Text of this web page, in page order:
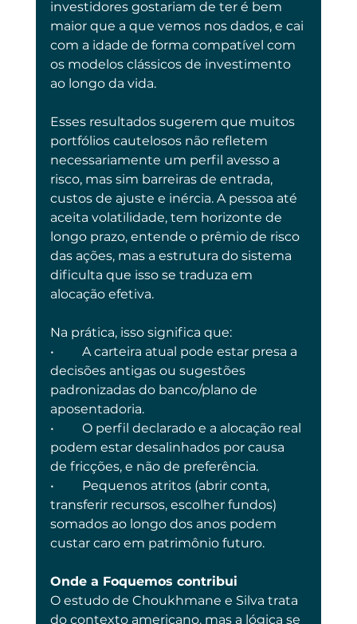
investidores gostariam de ter é bem
maior que a que vemos nos dados, e cai
com a idade de forma compatível com
os modelos clássicos de investimento
ao longo da vida.
Esses resultados sugerem que muitos
portfólios cautelosos não refletem
necessariamente um perfil avesso a
risco, mas sim barreiras de entrada,
custos de ajuste e inércia. A pessoa até
aceita volatilidade, tem horizonte de
longo prazo, entende o prêmio de risco
das ações, mas a estrutura do sistema
dificulta que isso se traduza em
alocação efetiva.
Na prática, isso significa que:
•	A carteira atual pode estar presa a
decisões antigas ou sugestões
padronizadas do banco/plano de
aposentadoria.
•	O perfil declarado e a alocação real
podem estar desalinhados por causa
de fricções, e não de preferência.
•	Pequenos atritos (abrir conta,
transferir recursos, escolher fundos)
somados ao longo dos anos podem
custar caro em patrimônio futuro.
Onde a Foquemos contribui
O estudo de Choukhmane e Silva trata
do contexto americano, mas a lógica se